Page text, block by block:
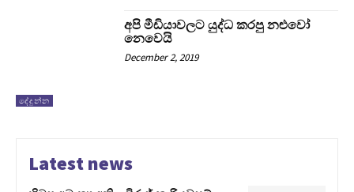
දේදුන්න
අපි මීඩියාවලට යුද්ධ කරපු නළුවෝ
නෙවෙයි
December 2, 2019
Latest news